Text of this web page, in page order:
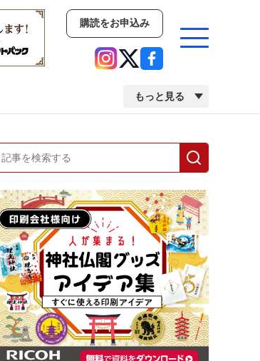
購読をお申込み
もっと見る
イベント
人事・移転・異動・訃報
・統計 人事・移転・異動・訃報
本機特集
2022 検査・校正特集